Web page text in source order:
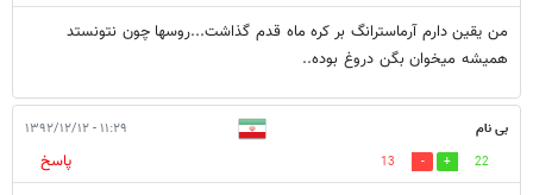
من يقين دارم آرماسترانگ بر كره ماه قدم گذاشت...روسها چون نتونستد
هميشه ميخوان بگن دروغ بوده..
بی نام ۱۱:۲۹ - ۱۳۹۲/۱۲/۱۲
22
13
پاسخ